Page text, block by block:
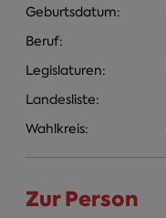
Geburtsdatum:
Beruf:
Legislaturen:
Landesliste:
Wahlkreis:
Zur Person